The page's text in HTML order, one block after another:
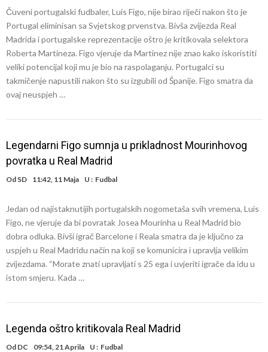
Zverev se odmah “raspao”
Infantino imao ljubavnicu: Isplivale skandalozne informacije, dobila je
novac od UEFA
Mourinho uvodi strogu disciplinu u Real Madrid. Ovo su tri nova
pravila
Arsenal dovodi zvijezdu Serie A za 138 miliona eura?
Čuveni portugalski fudbaler, Luis Figo, nije birao riječi nakon što je
Portugal eliminisan sa Svjetskog prvenstva. Bivša zvijezda Real
Madrida i portugalske reprezentacije oštro je kritikovala selektora
Roberta Martineza. Figo vjeruje da Martinez nije znao kako iskoristiti
veliki potencijal koji mu je bio na raspolaganju. Portugalci su
takmičenje napustili nakon što su izgubili od Španije. Figo smatra da
ovaj neuspjeh …
Legendarni Figo sumnja u prikladnost Mourinhovog
povratka u Real Madrid
Od SD 11:42, 11 Maja U : Fudbal
Jedan od najistaknutijih portugalskih nogometaša svih vremena, Luis
Figo, ne vjeruje da bi povratak Josea Mourinha u Real Madrid bio
dobra odluka. Bivši igrač Barcelone i Reala smatra da je ključno za
uspjeh u Real Madridu način na koji se komunicira i upravlja velikim
zvijezdama. “Morate znati upravljati s 25 ega i uvjeriti igrače da idu u
istom smjeru. Kada …
Legenda oštro kritikovala Real Madrid
Od DC 09:54, 21 Aprila U : Fudbal